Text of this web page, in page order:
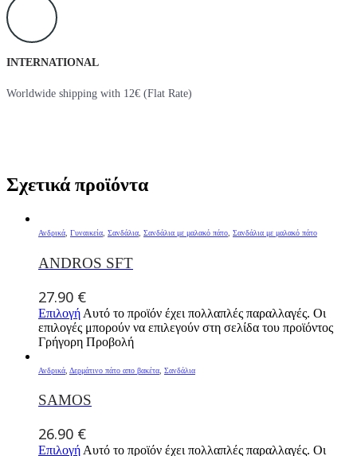
INTERNATIONAL
Worldwide shipping with 12€ (Flat Rate)
Σχετικά προϊόντα
Ανδρικά, Γυναικεία, Σανδάλια, Σανδάλια με μαλακό πάτο, Σανδάλια με μαλακό πάτο
ANDROS SFT
27.90 €
Επιλογή Αυτό το προϊόν έχει πολλαπλές παραλλαγές. Οι
επιλογές μπορούν να επιλεγούν στη σελίδα του προϊόντος
Γρήγορη Προβολή
Ανδρικά Δερμάτινο πάτο απο βακέτα Σανδάλια
SAMOS
26.90 €
Επιλογή Αυτό το προϊόν έχει πολλαπλές παραλλαγές. Οι